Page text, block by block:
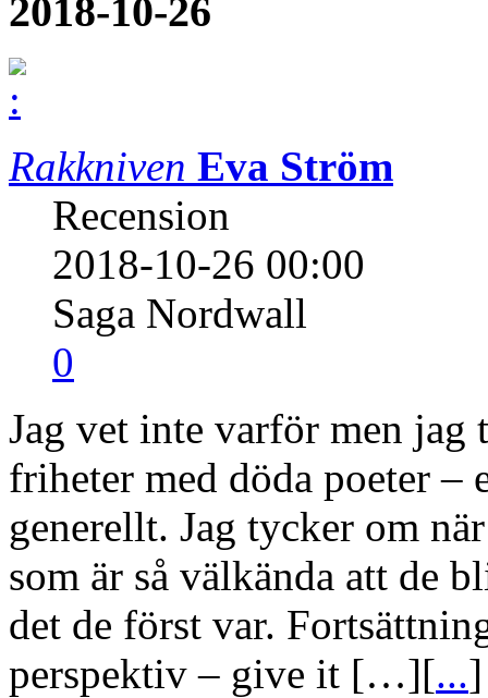
2018-10-26
Rakkniven Eva Ström
Recension
2018-10-26 00:00
Saga Nordwall
0
Jag vet inte varför men
friheter med döda poeter
generellt. Jag tycker om
som är så välkända att de
det de först var.
perspektiv – give it […][...]